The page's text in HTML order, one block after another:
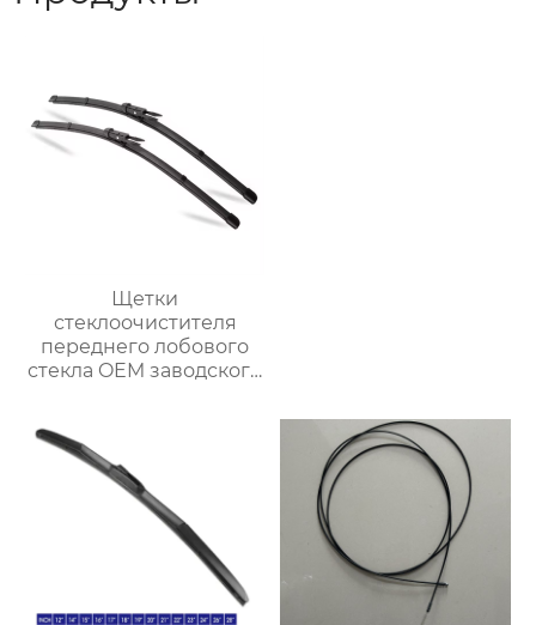
Щетки
стеклоочистителя
переднего лобового
стекла OEM заводского
стеклоочиститель
лобового стекла